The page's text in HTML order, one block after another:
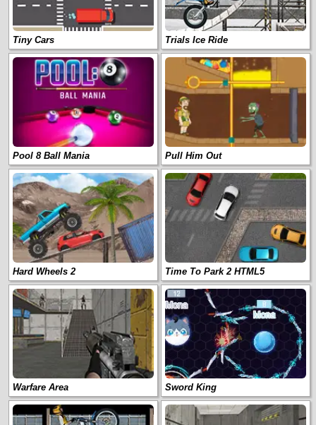
Tiny Cars Trials Ice Ride
Pool 8 Ball Mania Pull Him Out
Hard Wheels 2 Time To Park 2 HTML5
Warfare Area Sword King